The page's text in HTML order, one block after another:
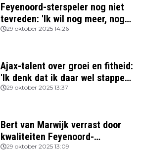
Feyenoord-sterspeler nog niet
tevreden: 'Ik wil nog meer, nog
beter spelen'
29 oktober 2025 14:26
Ajax-talent over groei en fitheid:
'Ik denk dat ik daar wel stappen
in heb gezet'
29 oktober 2025 13:37
Bert van Marwijk verrast door
kwaliteiten Feyenoord-
29 oktober 2025 13:09